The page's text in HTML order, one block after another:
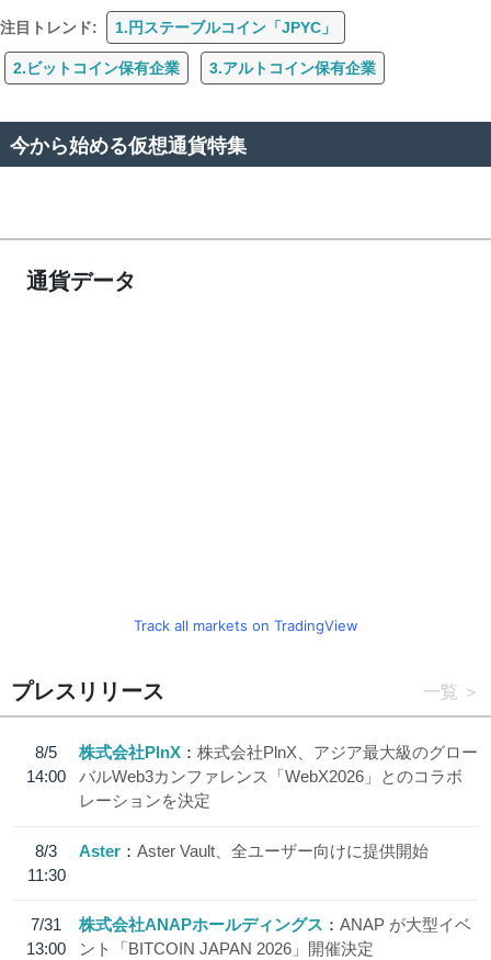
注目トレンド: 1.円ステーブルコイン「JPYC」
2.ビットコイン保有企業 3.アルトコイン保有企業
今から始める仮想通貨特集
通貨データ
Track all markets on TradingView
プレスリリース 一覧
8/5
14:00
株式会社PlnX
株式会社PlnX、アジア最大級のグロー
バルWeb3カンファレンス「WebX2026」とのコラボ
レーションを決定
8/3
11:30
Aster Aster Vault、全ユーザー向けに提供開始
7/31
13:00
株式会社ANAPホールディングス
ANAP が大型イベ
ント「BITCOIN JAPAN 2026」開催決定